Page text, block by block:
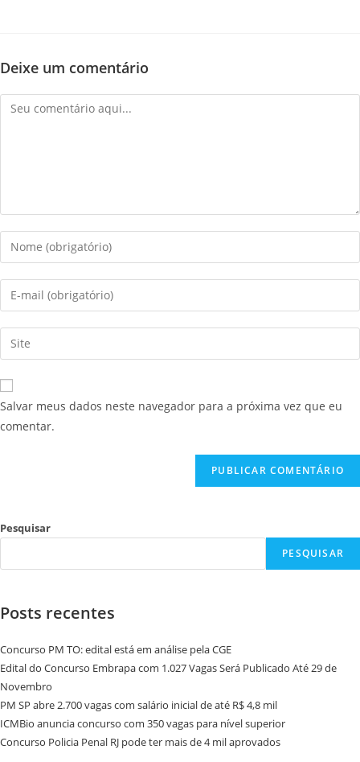
Deixe um comentário
Salvar meus dados neste navegador para a próxima vez que eu
comentar.
Pesquisar
PESQUISAR
Posts recentes
Concurso PM TO: edital está em análise pela CGE
Edital do Concurso Embrapa com 1.027 Vagas Será Publicado Até 29 de
Novembro
PM SP abre 2.700 vagas com salário inicial de até R$ 4,8 mil
ICMBio anuncia concurso com 350 vagas para nível superior
Concurso Policia Penal RJ pode ter mais de 4 mil aprovados